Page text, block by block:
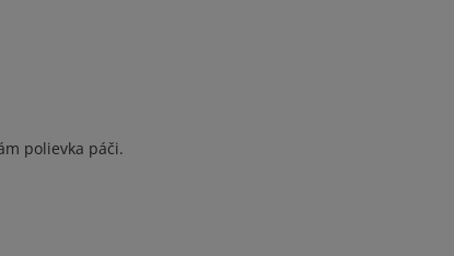
polievka páči.